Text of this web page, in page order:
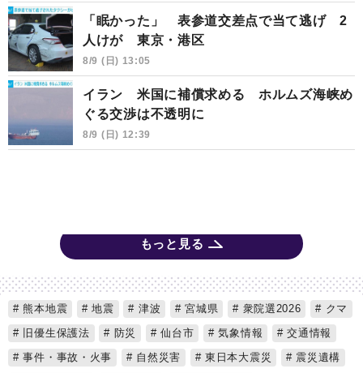
「眠かった」 表参道交差点で当て逃げ 2
人けが 東京・港区
8/9 (日) 13:05
イラン 米国に補償求める ホルムズ海峡め
ぐる交渉は不透明に
8/9 (日) 12:39
もっと見る
熊本地震 地震 津波 宮城県 衆院選2026
クマ
旧優生保護法
防災 仙台市 気象情報
交通情報
事件・事故・火事
自然災害 東日本大震災
震災遺構